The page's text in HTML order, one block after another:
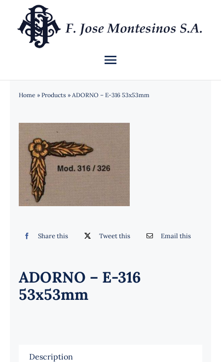
contenido
Toggle
Navigation
INICIO
CATÁLOGO
NOTICIAS
CONTACTO
Home » Products » ADORNO – E-316 53x53mm
Share this Tweet this Email this
ADORNO – E-316
53x53mm
Description